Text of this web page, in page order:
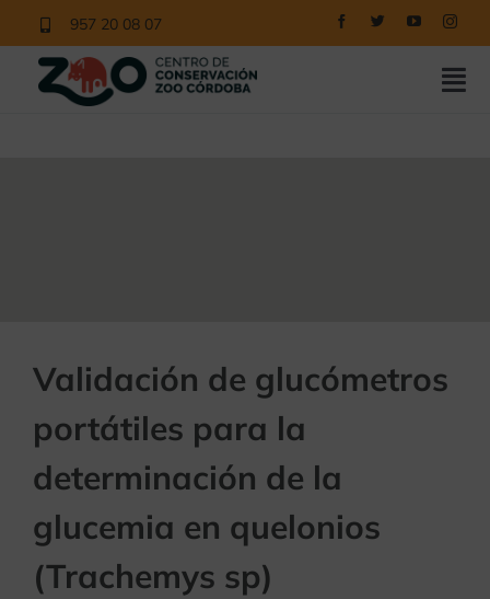
contenido
957 20 08 07
CONTACTO
VISITAS
Validación de glucómetros
portátiles para la
determinación de la
glucemia en quelonios
(Trachemys sp)